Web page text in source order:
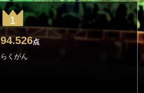
1
94.526点
らくがん